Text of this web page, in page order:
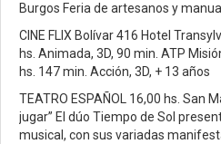
Burgos Feria de artesanos y
CINE FLIX Bolívar 416 Hotel
hs. Animada, 3D, 90 min. ATP
hs. 147 min. Acción, 3D, + 13 años
TEATRO ESPAÑOL 16,00 hs. San
jugar” El dúo Tiempo de Sol
musical, con sus variadas